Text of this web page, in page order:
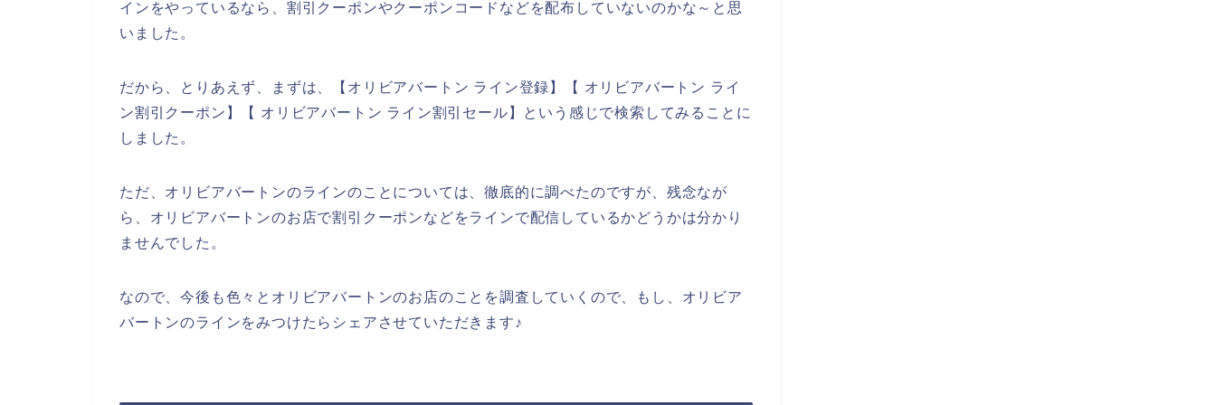
インをやっているなら、割引クーポンやクーポンコードなどを配布していないのかな～と思
いました。
だから、とりあえず、まずは、【オリビアバートン ライン登録】【 オリビアバートン ライ
ン割引クーポン】【 オリビアバートン ライン割引セール】という感じで検索してみることに
しました。
ただ、オリビアバートンのラインのことについては、徹底的に調べたのですが、残念なが
ら、オリビアバートンのお店で割引クーポンなどをラインで配信しているかどうかは分かり
ませんでした。
なので、今後も色々とオリビアバートンのお店のことを調査していくので、もし、オリビア
バートンのラインをみつけたらシェアさせていただきます♪